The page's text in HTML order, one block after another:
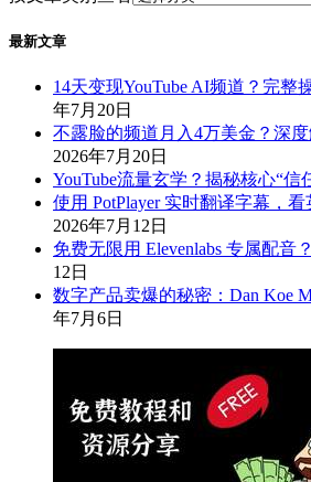
最新文章
14天变现YouTube AI频道？完整
年7月20日
不露脸的频道月入4万美金？深
2026年7月20日
YouTube流量玄学？揭秘核心“信
使用 PotPlayer 实时翻译字幕，
2026年7月12日
免费无限用 Elevenlabs 专属配音
12日
数字产品卖爆的秘密：Dan Koe
年7月6日